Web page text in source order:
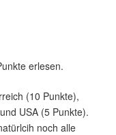
erlesen.
(10 Punkte),
USA (5 Punkte).
noch alle